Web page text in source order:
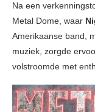
Na een
Metal Dome, waar
Amerikaanse band,
muziek, zorgde
volstroomde met